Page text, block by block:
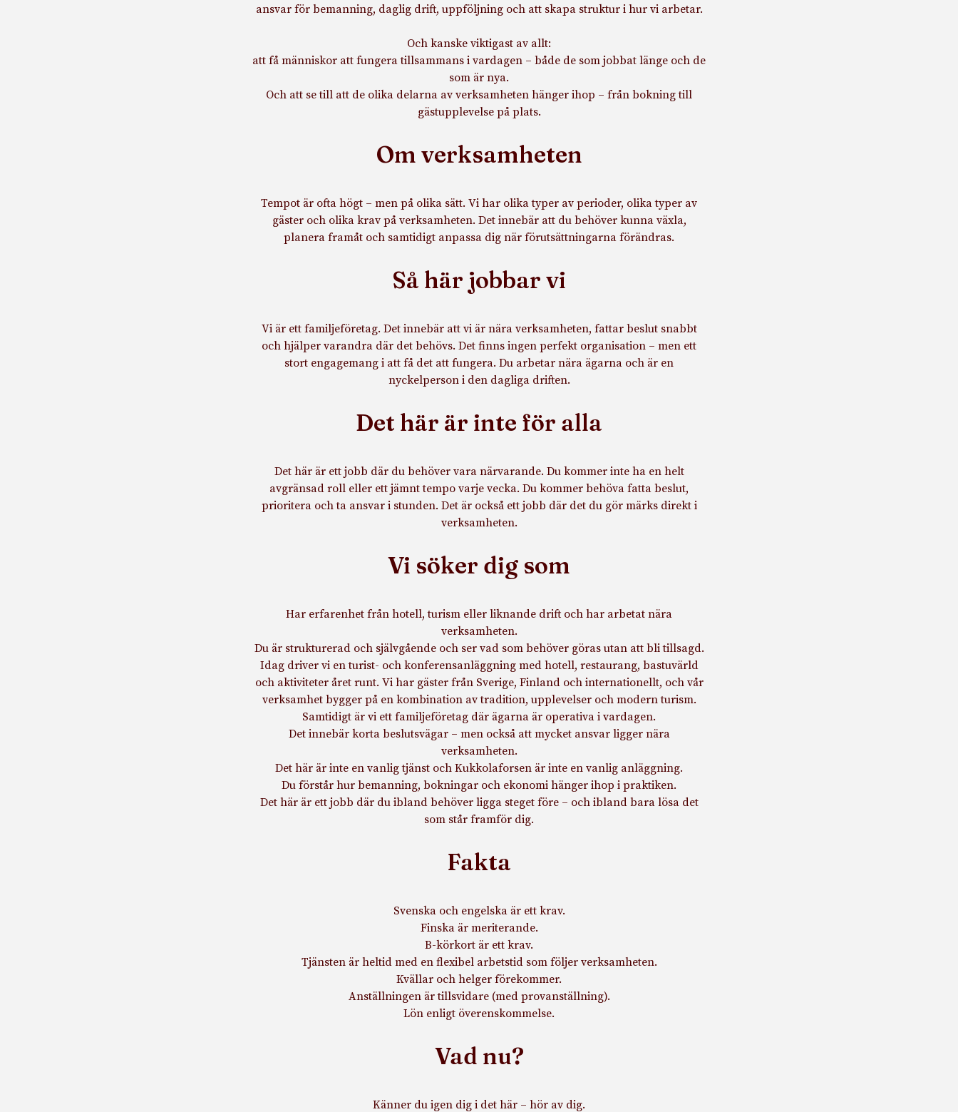
ansvar för bemanning, daglig drift, uppföljning och att skapa struktur i hur vi arbetar.
Och kanske viktigast av allt:
att få människor att fungera tillsammans i vardagen – både de som jobbat länge och de
som är nya.
Och att se till att de olika delarna av verksamheten hänger ihop – från bokning till
gästupplevelse på plats.
Om verksamheten
Tempot är ofta högt – men på olika sätt. Vi har olika typer av perioder, olika typer av
gäster och olika krav på verksamheten. Det innebär att du behöver kunna växla,
planera framåt och samtidigt anpassa dig när förutsättningarna förändras.
Så här jobbar vi
Vi är ett familjeföretag. Det innebär att vi är nära verksamheten, fattar beslut snabbt
och hjälper varandra där det behövs. Det finns ingen perfekt organisation – men ett
stort engagemang i att få det att fungera. Du arbetar nära ägarna och är en
nyckelperson i den dagliga driften.
Det här är inte för alla
Det här är ett jobb där du behöver vara närvarande. Du kommer inte ha en helt
avgränsad roll eller ett jämnt tempo varje vecka. Du kommer behöva fatta beslut,
prioritera och ta ansvar i stunden. Det är också ett jobb där det du gör märks direkt i
verksamheten.
Vi söker dig som
Har erfarenhet från hotell, turism eller liknande drift och har arbetat nära
verksamheten.
Du är strukturerad och självgående och ser vad som behöver göras utan att bli tillsagd.
Idag driver vi en turist- och konferensanläggning med hotell, restaurang, bastuvärld
och aktiviteter året runt. Vi har gäster från Sverige, Finland och internationellt, och vår
verksamhet bygger på en kombination av tradition, upplevelser och modern turism.
Samtidigt är vi ett familjeföretag där ägarna är operativa i vardagen.
Det innebär korta beslutsvägar – men också att mycket ansvar ligger nära
verksamheten.
Det här är inte en vanlig tjänst och Kukkolaforsen är inte en vanlig anläggning.
Du förstår hur bemanning, bokningar och ekonomi hänger ihop i praktiken.
Det här är ett jobb där du ibland behöver ligga steget före – och ibland bara lösa det
som står framför dig.
Fakta
Svenska och engelska är ett krav.
Finska är meriterande.
B-körkort är ett krav.
Tjänsten är heltid med en flexibel arbetstid som följer verksamheten.
Kvällar och helger förekommer.
Anställningen är tillsvidare (med provanställning).
Lön enligt överenskommelse.
Vad nu?
Känner du igen dig i det här – hör av dig.